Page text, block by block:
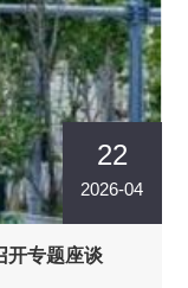
22
2026-04
开专题座谈